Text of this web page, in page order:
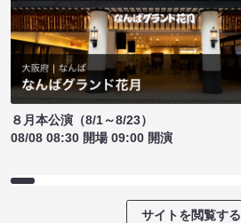
８月本公演（8/1～8/23）
08/08 08:30 開場 09:00 開演
サイトを閲覧する